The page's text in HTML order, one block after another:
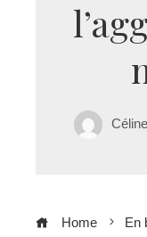
Home
En